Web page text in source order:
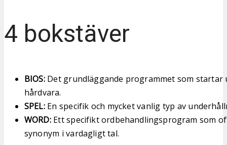
4 bokstäver
BIOS:Det grundläggande programmet som startar
hårdvara.
SPEL:En specifik och mycket vanlig typ av
WORD:Ett specifikt ordbehandlingsprogram som
synonym i vardagligt tal.